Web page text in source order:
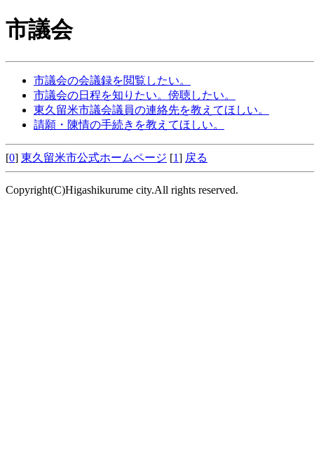
市議会
市議会の会議録を閲覧したい。
市議会の日程を知りたい。傍聴したい。
東久留米市議会議員の連絡先を教えてほしい。
請願・陳情の手続きを教えてほしい。
[0] 東久留米市公式ホームページ [1] 戻る
Copyright(C)Higashikurume city.All rights reserved.